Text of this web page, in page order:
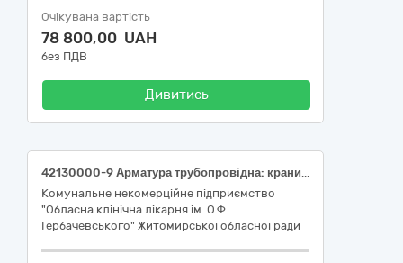
Очікувана вартість
78 800,00 UAH
без ПДВ
Дивитись
42130000-9 Арматура трубопровідна: крани, вентилі, клапани та подібні пристрої (Засувки чавунні, засувка батерфляй)
Комунальне некомерційне підприємство
"Обласна клінічна лікарня ім. О.Ф
Гербачевського" Житомирської обласної ради